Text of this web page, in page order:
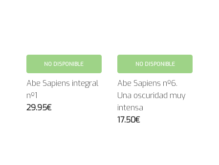
NO DISPONIBLE
Abe Sapiens integral
nº1
29.95€
NO DISPONIBLE
Abe Sapiens nº6.
Una oscuridad muy
intensa
17.50€